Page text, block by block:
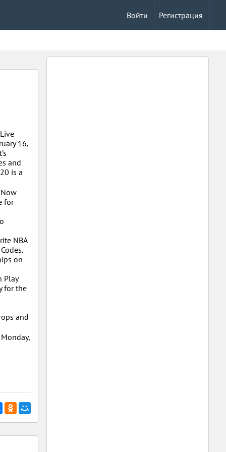
Регистрация
Войти
16,
and
is a
for
NBA
on
Play
for the
and